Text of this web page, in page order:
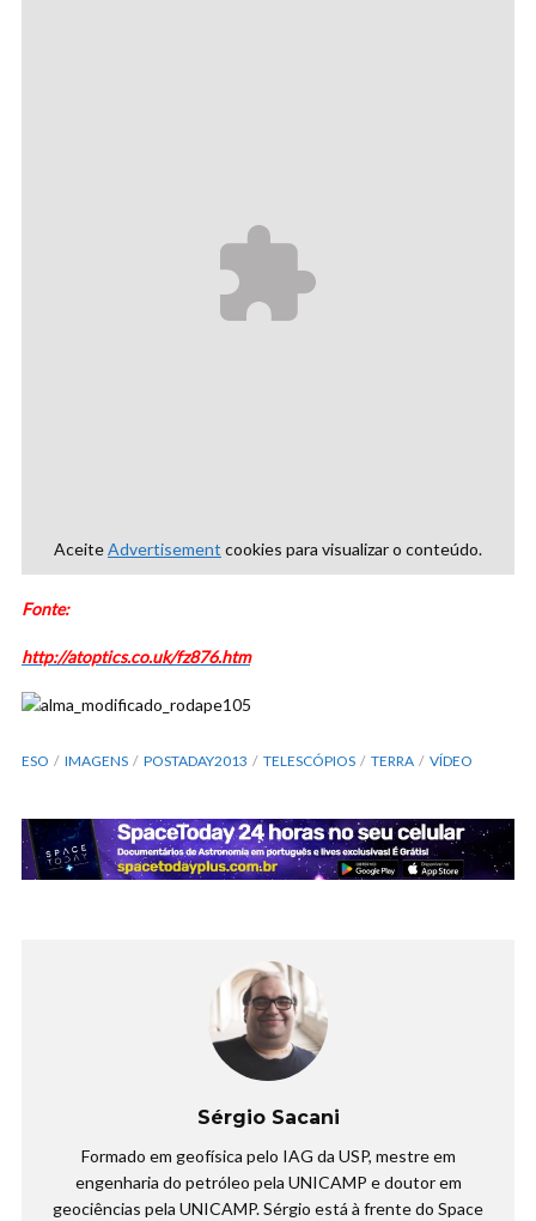
AceiteAdvertisement cookies para visualizar o conteúdo.
Fonte:
http://atoptics.co.uk/fz876.htm
ESO IMAGENS POSTADAY2013 TELESCÓPIOS TERRA VÍDEO
Sérgio Sacani
Formado em geofísica pelo IAG da USP, mestre em
engenharia do petróleo pela UNICAMP e doutor em
geociências pela UNICAMP. Sérgio está à frente do Space